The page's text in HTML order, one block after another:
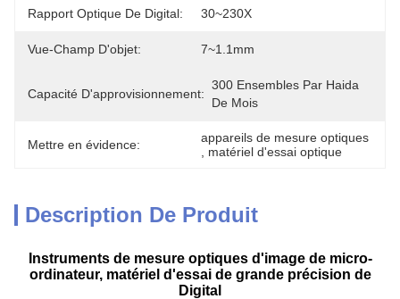
Rapport Optique De Digital: 30~230X
Vue-Champ D'objet: 7~1.1mm
Capacité D'approvisionnement:
300 Ensembles Par Haida
De Mois
Mettre en évidence:
appareils de mesure optiques
matériel d'essai optique
Description De Produit
Instruments de mesure optiques d'image de micro-
ordinateur, matériel d'essai de grande précision de
Digital